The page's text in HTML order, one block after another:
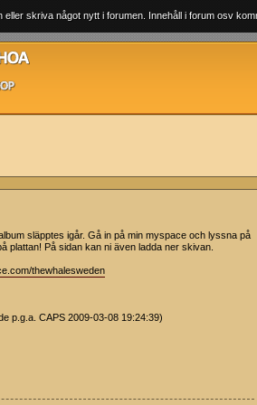
skriva något nytt i forumen. Innehåll i forum osv
släpptes igår. Gå in på min myspace och lyssna på
plattan! På sidan kan ni även ladda ner skivan.
thewhalesweden
p.g.a. CAPS 2009-03-08 19:24:39)